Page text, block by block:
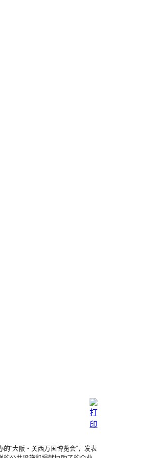
“大阪・ 关西万国博览会”，发表